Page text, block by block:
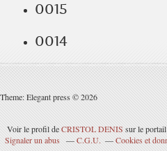
0015
0014
Theme: Elegant press © 2026
Voir le profil deCRISTOL DENIS sur le
Signaler un abus
C.G.U. Cookies et